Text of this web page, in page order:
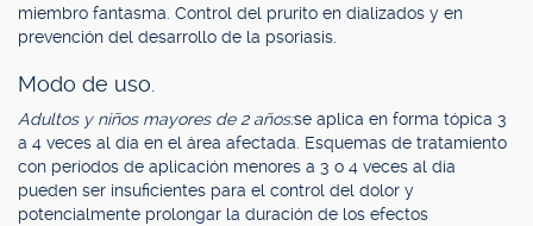
miembro fantasma. Control del prurito en dializados y en
prevención del desarrollo de la psoriasis.
Modo de uso.
Adultos y niños mayores de 2 años:se aplica en forma tópica 3
a 4 veces al día en el área afectada. Esquemas de tratamiento
con períodos de aplicación menores a 3 o 4 veces al día
pueden ser insuficientes para el control del dolor y
potencialmente prolongar la duración de los efectos